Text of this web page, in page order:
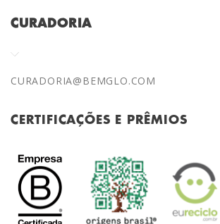
CURADORIA
CURADORIA@BEMGLO.COM
CERTIFICAÇÕES E PRÊMIOS